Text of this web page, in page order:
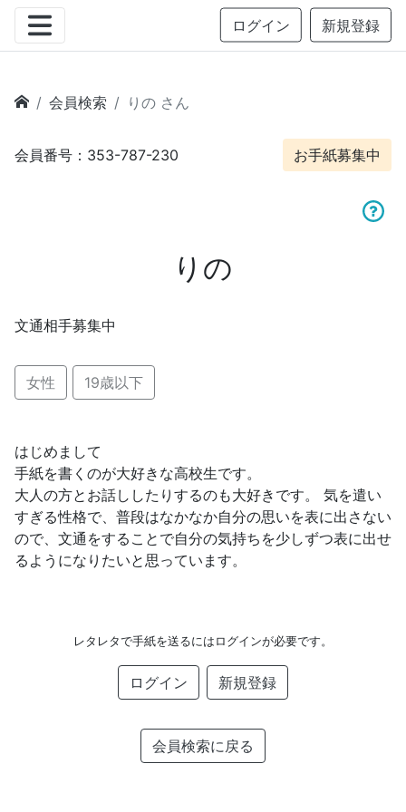
ログイン 新規登録
会員検索 りの さん
会員番号：353-787-230 お手紙募集中
りの
文通相手募集中
女性 19歳以下
はじめまして
手紙を書くのが大好きな高校生です。
大人の方とお話ししたりするのも大好きです。 気を遣い
すぎる性格で、普段はなかなか自分の思いを表に出さない
ので、文通をすることで自分の気持ちを少しずつ表に出せ
るようになりたいと思っています。
レタレタで手紙を送るにはログインが必要です。
ログイン 新規登録
会員検索に戻る